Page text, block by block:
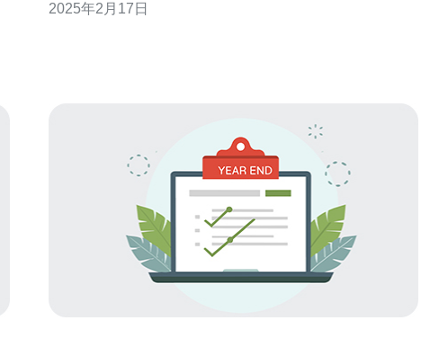
时保持稳定和安全。 美国作为全球互联网技术发展最为先
2025年2月17日